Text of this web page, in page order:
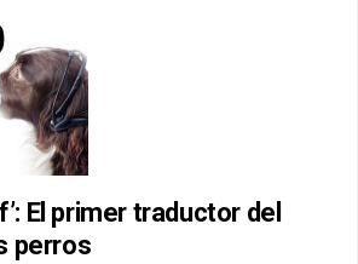
El primer traductor del
perros